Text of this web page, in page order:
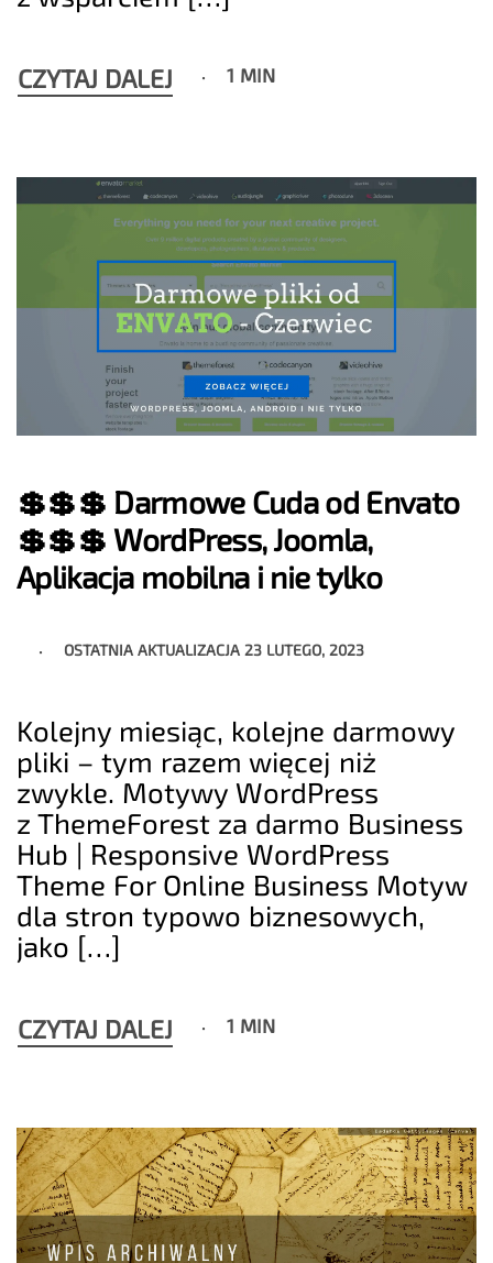
CZYTAJ DALEJ 1 MIN
💲💲💲 Darmowe Cuda od Envato
💲💲💲 WordPress, Joomla,
Aplikacja mobilna i nie tylko
OSTATNIA AKTUALIZACJA 23 LUTEGO, 2023
Kolejny miesiąc, kolejne darmowy
pliki – tym razem więcej niż
zwykle. Motywy WordPress
z ThemeForest za darmo Business
Hub | Responsive WordPress
Theme For Online Business Motyw
dla stron typowo biznesowych,
jako […]
CZYTAJ DALEJ 1 MIN